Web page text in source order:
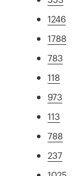
1246
1788
783
118
973
113
788
237